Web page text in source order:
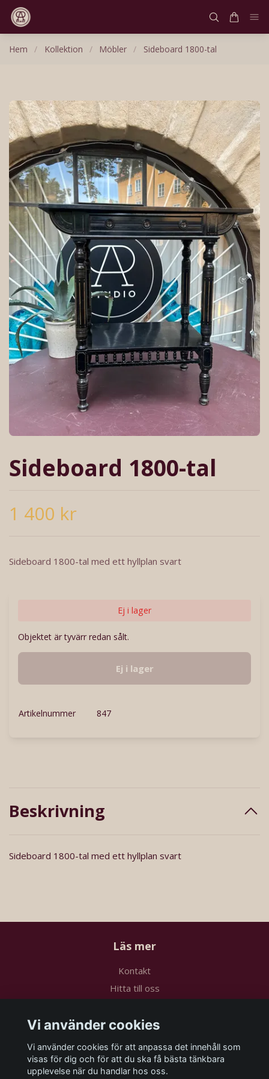
Hem / Kollektion / Möbler / Sideboard 1800-tal
Sideboard 1800-tal
1 400 kr
Sideboard 1800-tal med ett hyllplan svart
Ej i lager
Objektet är tyvärr redan sålt.
Ej i lager
Artikelnummer 847
Beskrivning
Sideboard 1800-tal med ett hyllplan svart
Läs mer
Kontakt
Hitta till oss
Sociala medier
Vi använder cookies
Vi använder cookies för att anpassa det innehåll som
visas för dig och för att du ska få bästa tänkbara
upplevelse när du handlar hos oss.